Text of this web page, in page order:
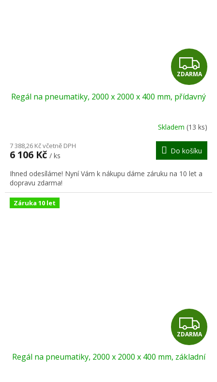
Z
D
A
R
M
A
ZDARMA
Regál na pneumatiky, 2000 x 2000 x 400 mm, přídavný
Skladem (13 ks)
7 388,26 Kč včetně DPH
6 106 Kč / ks
Do košíku
Ihned odesíláme! Nyní Vám k nákupu dáme záruku na 10 let a
dopravu zdarma!
Záruka 10 let
Z
D
A
ZDARMA
Regál na pneumatiky, 2000 x 2000 x 400 mm, základní